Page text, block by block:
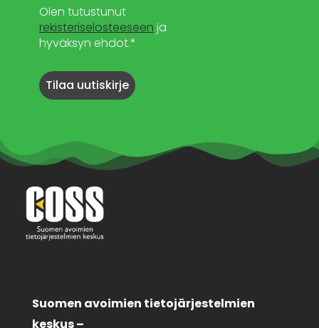
Olen tutustunut
rekisteriselosteeseen ja
hyväksyn ehdot.*
Suomen avoimien tietojärjestelmien
keskus –